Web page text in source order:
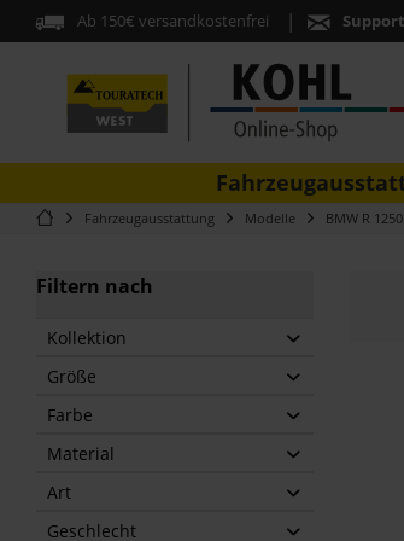
Ab 150€ versandkostenfrei
Fahrzeugausstattung Modelle BMW R 1250
Filtern nach
Kollektion
Größe
Farbe
Material
Art
Geschlecht